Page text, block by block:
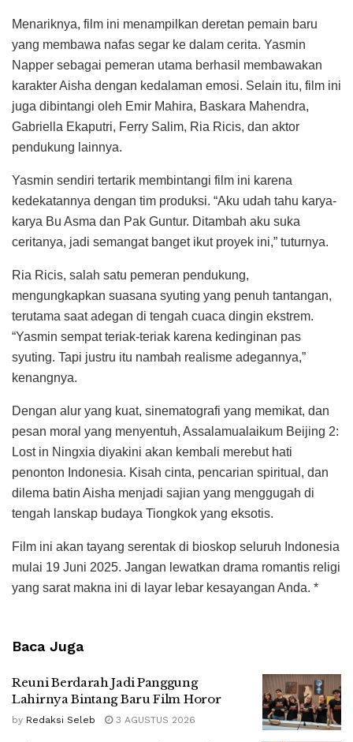
Menariknya, film ini menampilkan deretan pemain baru
yang membawa nafas segar ke dalam cerita. Yasmin
Napper sebagai pemeran utama berhasil membawakan
karakter Aisha dengan kedalaman emosi. Selain itu, film ini
juga dibintangi oleh Emir Mahira, Baskara Mahendra,
Gabriella Ekaputri, Ferry Salim, Ria Ricis, dan aktor
pendukung lainnya.
Yasmin sendiri tertarik membintangi film ini karena
kedekatannya dengan tim produksi. “Aku udah tahu karya-
karya Bu Asma dan Pak Guntur. Ditambah aku suka
ceritanya, jadi semangat banget ikut proyek ini,” tuturnya.
Ria Ricis, salah satu pemeran pendukung,
mengungkapkan suasana syuting yang penuh tantangan,
terutama saat adegan di tengah cuaca dingin ekstrem.
“Yasmin sempat teriak-teriak karena kedinginan pas
syuting. Tapi justru itu nambah realisme adegannya,”
kenangnya.
Dengan alur yang kuat, sinematografi yang memikat, dan
pesan moral yang menyentuh, Assalamualaikum Beijing 2:
Lost in Ningxia diyakini akan kembali merebut hati
penonton Indonesia. Kisah cinta, pencarian spiritual, dan
dilema batin Aisha menjadi sajian yang menggugah di
tengah lanskap budaya Tiongkok yang eksotis.
Film ini akan tayang serentak di bioskop seluruh Indonesia
mulai 19 Juni 2025. Jangan lewatkan drama romantis religi
yang sarat makna ini di layar lebar kesayangan Anda. *
Baca Juga
Reuni Berdarah Jadi Panggung
Lahirnya Bintang Baru Film Horor
by Redaksi Seleb 3 AGUSTUS 2026